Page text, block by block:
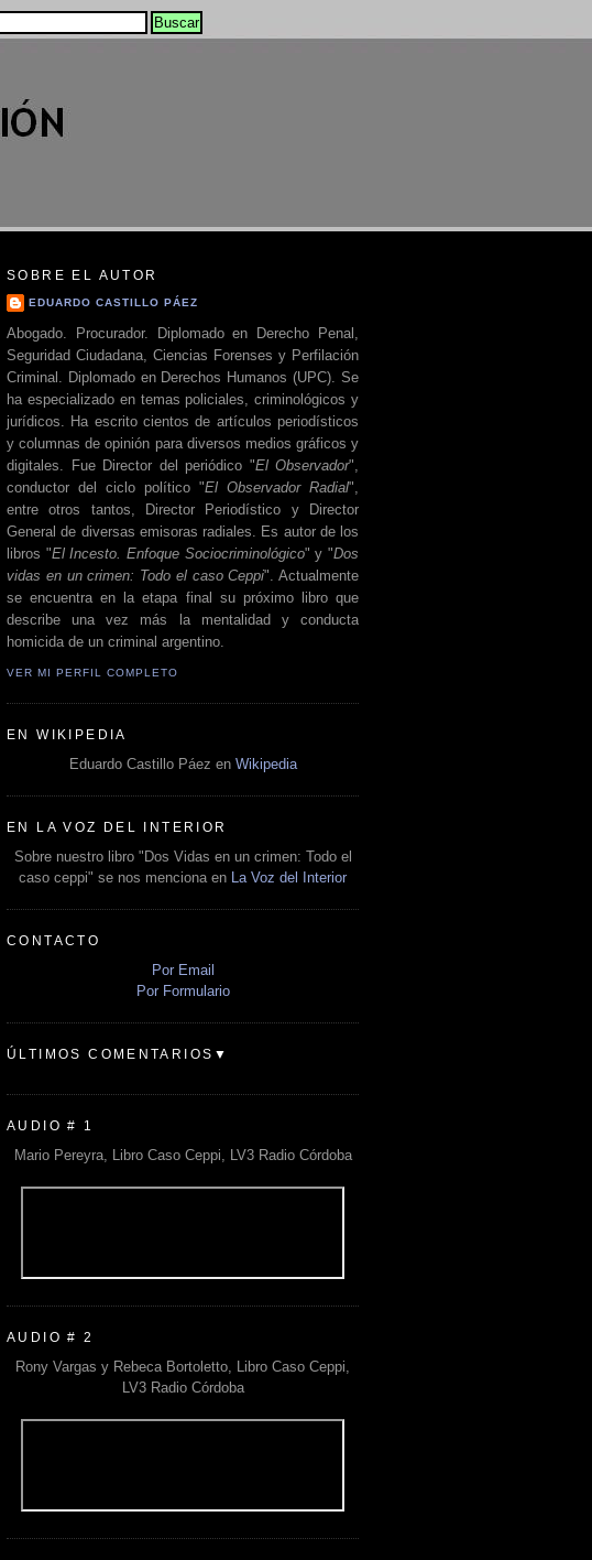
SOBRE EL AUTOR
EDUARDO CASTILLO PÁEZ
Abogado. Procurador. Diplomado en Derecho Penal,
Seguridad Ciudadana, Ciencias Forenses y Perfilación
Criminal. Diplomado en Derechos Humanos (UPC). Se
ha especializado en temas policiales, criminológicos y
jurídicos. Ha escrito cientos de artículos periodísticos
y columnas de opinión para diversos medios gráficos y
digitales. Fue Director del periódico "El Observador",
conductor del ciclo político "El Observador Radial",
entre otros tantos, Director Periodístico y Director
General de diversas emisoras radiales. Es autor de los
libros "El Incesto. Enfoque Sociocriminológico" y "Dos
vidas en un crimen: Todo el caso Ceppi". Actualmente
se encuentra en la etapa final su próximo libro que
describe una vez más la mentalidad y conducta
homicida de un criminal argentino.
VER MI PERFIL COMPLETO
EN WIKIPEDIA
Eduardo Castillo Páez en Wikipedia
EN LA VOZ DEL INTERIOR
Sobre nuestro libro "Dos Vidas en un crimen: Todo el
caso ceppi" se nos menciona en
La Voz del Interior
CONTACTO
Por Email
Por Formulario
ÚLTIMOS COMENTARIOS▼
AUDIO # 1
Mario Pereyra, Libro Caso Ceppi, LV3 Radio Córdoba
AUDIO # 2
Rony Vargas y Rebeca Bortoletto, Libro Caso Ceppi,
LV3 Radio Córdoba